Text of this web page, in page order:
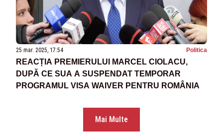
25 mar. 2025, 17:54 Politica
REACȚIA PREMIERULUI MARCEL CIOLACU,
DUPĂ CE SUA A SUSPENDAT TEMPORAR
PROGRAMUL VISA WAIVER PENTRU ROMÂNIA
Mai Multe